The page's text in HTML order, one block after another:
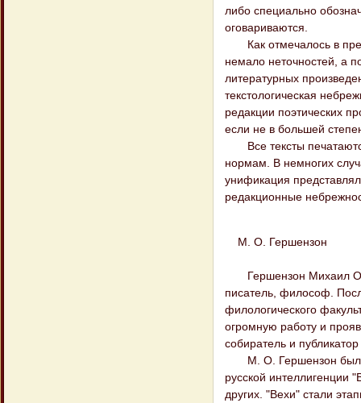
либо специально
оговариваются.
Как отмечалось в
немало неточностей, а
литературных
текстологическая
редакции поэтических
если не в большей
Все тексты
нормам. В немногих
унификация
редакционные
М. О. Гершензон
Гершензон Михаил
писатель, философ.
филологического
огромную работу и
собиратель и
М. О. Гершензон был
русской интеллигенции
других. "Вехи" стали